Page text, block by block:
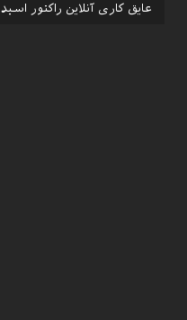
ﻋﺎﯾﻖ ﮐﺎری آﻧﻼﯾﻦ راﮐﺘﻮر اﺳﯿﺪ